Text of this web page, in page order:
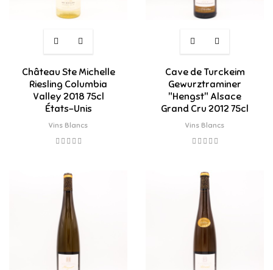
Château Ste Michelle
Riesling Columbia
Valley 2018 75cl
États-Unis
Vins Blancs
Cave de Turckeim
Gewurztraminer
"Hengst" Alsace
Grand Cru 2012 75cl
Vins Blancs